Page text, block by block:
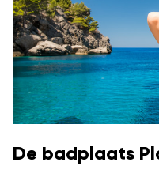
De badplaats